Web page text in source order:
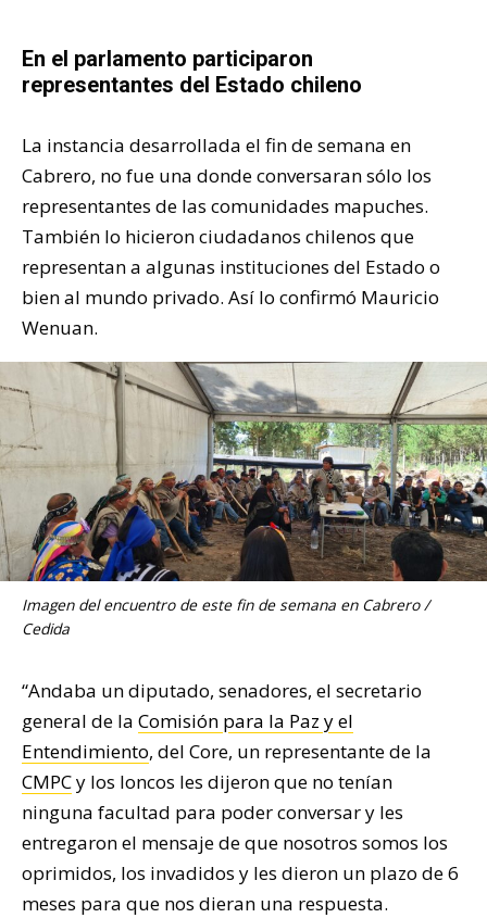
En el parlamento participaron
representantes del Estado chileno
La instancia desarrollada el fin de semana en
Cabrero, no fue una donde conversaran sólo los
representantes de las comunidades mapuches.
También lo hicieron ciudadanos chilenos que
representan a algunas instituciones del Estado o
bien al mundo privado. Así lo confirmó Mauricio
Wenuan.
Imagen del encuentro de este fin de semana en Cabrero /
Cedida
“Andaba un diputado, senadores, el secretario
general de la Comisión para la Paz y el
Entendimiento, del Core, un representante de la
CMPCy los loncos les dijeron que no tenían
ninguna facultad para poder conversar y les
entregaron el mensaje de que nosotros somos los
oprimidos, los invadidos y les dieron un plazo de 6
meses para que nos dieran una respuesta.